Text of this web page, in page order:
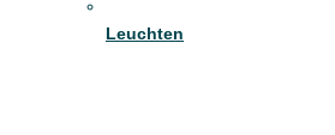
Leuchten